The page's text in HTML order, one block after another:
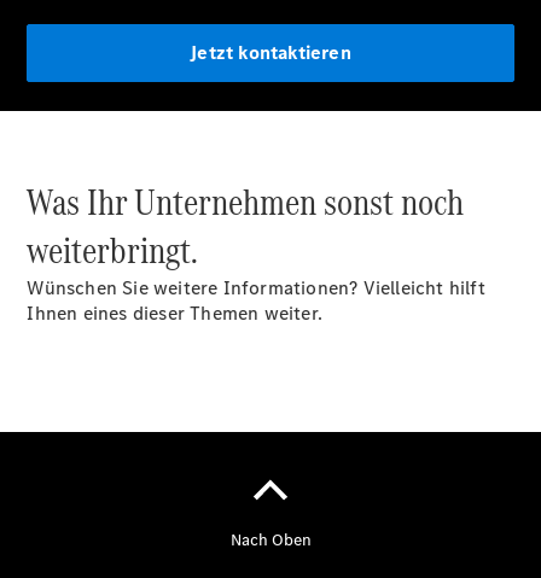
Übersicht
Unfallreparaturen
SmallRepair
Rücknahme
Reparatur
Garantie-
Pakete
Jetzt kontaktieren
Was Ihr Unternehmen sonst noch
weiterbringt.
Wünschen Sie weitere Informationen? Vielleicht hilft
Ihnen eines dieser Themen weiter.